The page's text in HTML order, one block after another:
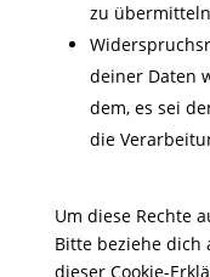
zu
deiner Daten
dem, es sei
die
Um diese Rechte
Bitte beziehe dich
dieser Cookie-